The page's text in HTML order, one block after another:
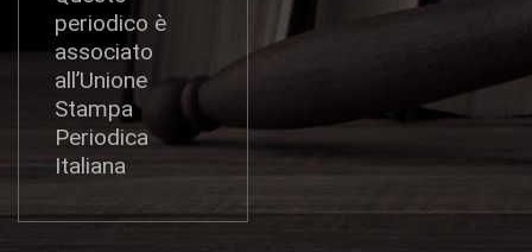
periodico è
associato
all’Unione
Stampa
Periodica
Italiana